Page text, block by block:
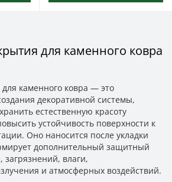
для каменного ковра
каменного ковра — это
декоративной системы,
естественную красоту
устойчивость поверхности к
Оно наносится после укладки
дополнительный защитный
загрязнений, влаги,
и атмосферных воздействий.